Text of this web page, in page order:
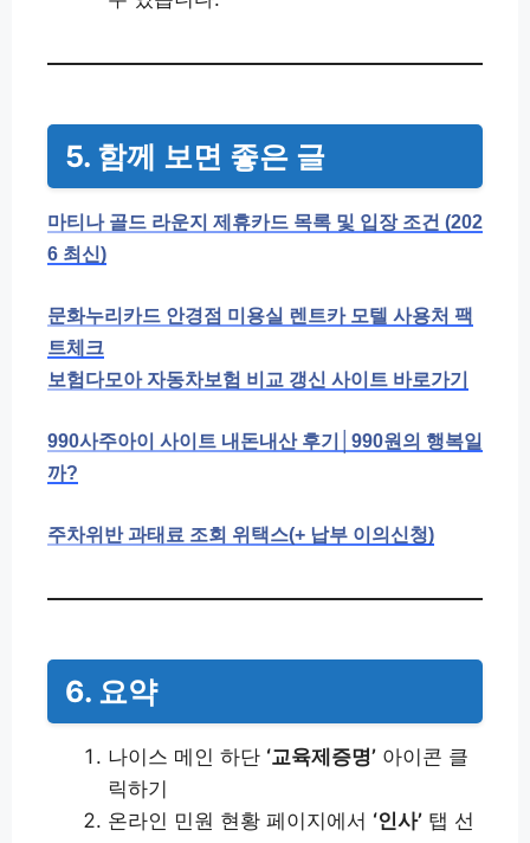
5. 함께 보면 좋은 글
마티나 골드 라운지 제휴카드 목록 및 입장 조건 (202
6 최신)
문화누리카드 안경점 미용실 렌트카 모텔 사용처 팩
트체크
보험다모아 자동차보험 비교 갱신 사이트 바로가기
990사주아이 사이트 내돈내산 후기│990원의 행복일
까?
주차위반 과태료 조회 위택스(+ 납부 이의신청)
6. 요약
나이스 메인 하단 ‘교육제증명’ 아이콘 클
릭하기
온라인 민원 현황 페이지에서 ‘인사’ 탭 선